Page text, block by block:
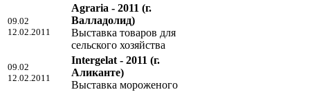
09.02
12.02.2011
Agraria - 2011 (г.
Валладолид)
Выставка товаров для
сельского хозяйства
09.02
12.02.2011
Intergelat - 2011 (г.
Аликанте)
Выставка мороженого